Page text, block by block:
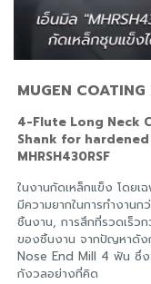
MUGEN
4-Flute Long Neck
Shank for
MHRSH430RSF
ในงานกัดเหล็กแข็ง โดยเ
มีความยากในการทำงาน
ชิ้นงาน, การสึกที่รวดเร็วก
ของชิ้นงาน จากปัญหาดั
Nose End Mill 4 ฟัน ซึ่งจ
กังวลอย่างที่คิด